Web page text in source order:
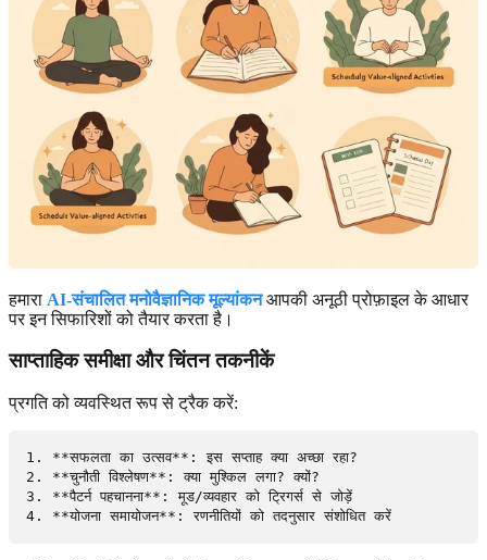
हमारा AI-संचालित मनोवैज्ञानिक मूल्यांकनआपकी अनूठी प्रोफ़ाइल के आधार
पर इन सिफारिशों को तैयार करता है।
साप्ताहिक समीक्षा और चिंतन तकनीकें
प्रगति को व्यवस्थित रूप से ट्रैक करें:
1. **सफलता का उत्सव**: इस सप्ताह क्या अच्छा रहा?
2. **चुनौती विश्लेषण**: क्या मुश्किल लगा? क्यों?
3. **पैटर्न पहचानना**: मूड/व्यवहार को ट्रिगर्स से जोड़ें